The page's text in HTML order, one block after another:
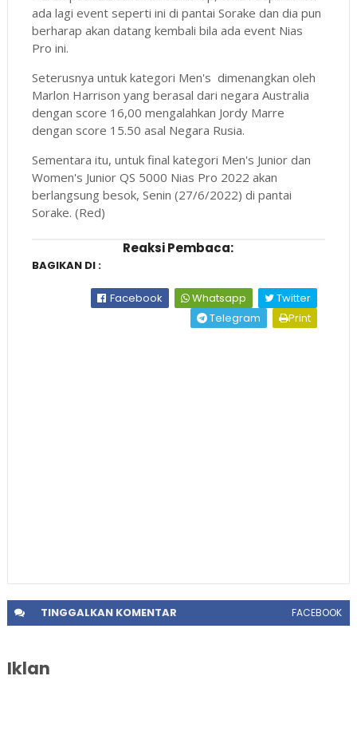
ada lagi event seperti ini di pantai Sorake dan dia pun
berharap akan datang kembali bila ada event Nias
Pro ini.
Seterusnya untuk kategori Men's dimenangkan oleh
Marlon Harrison yang berasal dari negara Australia
dengan score 16,00 mengalahkan Jordy Marre
dengan score 15.50 asal Negara Rusia.
Sementara itu, untuk final kategori Men's Junior dan
Women's Junior QS 5000 Nias Pro 2022 akan
berlangsung besok, Senin (27/6/2022) di pantai
Sorake. (Red)
Reaksi Pembaca:
BAGIKAN DI :
Facebook Whatsapp
Twitter
Telegram
Print
TINGGALKANKOMENTAR FACEBOOK
Iklan